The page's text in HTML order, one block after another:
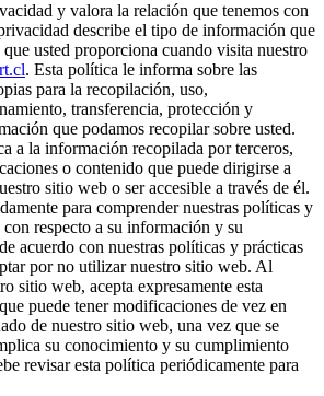
y valora la relación que tenemos con
describe el tipo de información que
usted proporciona cuando visita nuestro
. Esta política le informa sobre las
para la recopilación, uso,
transferencia, protección y
que podamos recopilar sobre usted.
a la información recopilada por terceros,
o contenido que puede dirigirse a
sitio web o ser accesible a través de él.
para comprender nuestras políticas y
respecto a su información y su
acuerdo con nuestras políticas y prácticas
por no utilizar nuestro sitio web. Al
sitio web, acepta expresamente esta
puede tener modificaciones de vez en
de nuestro sitio web, una vez que se
su conocimiento y su cumplimiento
revisar esta política periódicamente para